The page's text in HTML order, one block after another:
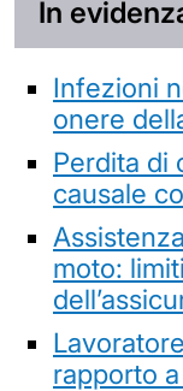
In
Infezioni
onere
Perdita di
causale
moto:
rapporto